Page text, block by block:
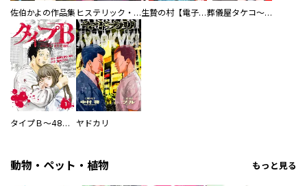
佐伯かよの作品集 ヒステリック・ハーレム～搾られる男と堕ちる女～【電子単行本版】 生贄の村【電子単行本版】 葬儀屋タケコ～あなたの最期、叶えます【電子単行本版】
タイプＢ～48時間後、致死率100％～【単話】 ヤドカリ
動物・ペット・植物 もっと見る